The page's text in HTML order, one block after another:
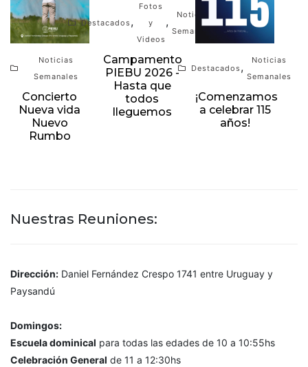
Noticias
Semanales
Concierto
Nueva vida
Nuevo
Rumbo
Destacados,
Fotos
y
Videos
,
Noticias
Semanales
Campamento
PIEBU 2026 -
Hasta que
todos
lleguemos
Destacados,
Noticias
Semanales
¡Comenzamos
a celebrar 115
años!
Nuestras Reuniones:
Dirección: Daniel Fernández Crespo 1741 entre Uruguay y
Paysandú
Domingos:
Escuela dominical para todas las edades de 10 a 10:55hs
Celebración General de 11 a 12:30hs